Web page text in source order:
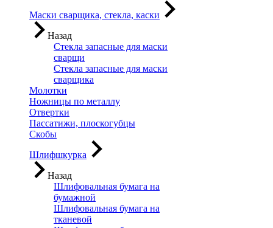
Маски сварщика, стекла, каски
Назад
Стекла запасные для маски
сварщи
Стекла запасные для маски
сварщика
Молотки
Ножницы по металлу
Отвертки
Пассатижи, плоскогубцы
Скобы
Шлифшкурка
Назад
Шлифовальная бумага на
бумажной
Шлифовальная бумага на
тканевой